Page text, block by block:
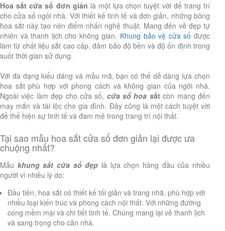
Hoa sắt cửa sổ đơn giản là một lựa chọn tuyệt vời để trang trí
cho cửa sổ ngôi nhà. Với thiết kế tinh tế và đơn giản, những bông
hoa sắt này tạo nên điểm nhấn nghệ thuật. Mang đến vẻ đẹp tự
nhiên và thanh lịch cho không gian. Khung bảo vệ cửa sổ được
làm từ chất liệu sắt cao cấp, đảm bảo độ bền và độ ổn định trong
suốt thời gian sử dụng.
Với đa dạng kiểu dáng và mẫu mã, bạn có thể dễ dàng lựa chọn
hoa sắt phù hợp với phong cách và không gian của ngôi nhà.
Ngoài việc làm đẹp cho cửa sổ, cửa sổ hoa sắtcòn mang đến
may mắn và tài lộc cho gia đình. Đây cũng là một cách tuyệt vời
để thể hiện sự tinh tế và đam mê trong trang trí nội thất.
Tại sao mẫu hoa sắt cửa sổ đơn giản lại được ưa
chuộng nhất?
Mẫu khung sắt cửa sổ đẹp là lựa chọn hàng đầu của nhiều
người vì nhiều lý do:
Đầu tiên, hoa sắt có thiết kế tối giản và trang nhã, phù hợp với
nhiều loại kiến trúc và phong cách nội thất. Với những đường
cong mềm mại và chi tiết tinh tế. Chúng mang lại vẻ thanh lịch
và sang trọng cho căn nhà.